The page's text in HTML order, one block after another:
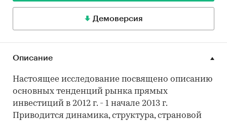
Демоверсия
Описание
Настоящее исследование посвящено описанию
основных тенденций рынка прямых
инвестиций в 2012 г. - 1 начале 2013 г.
Приводится динамика, структура, страновой